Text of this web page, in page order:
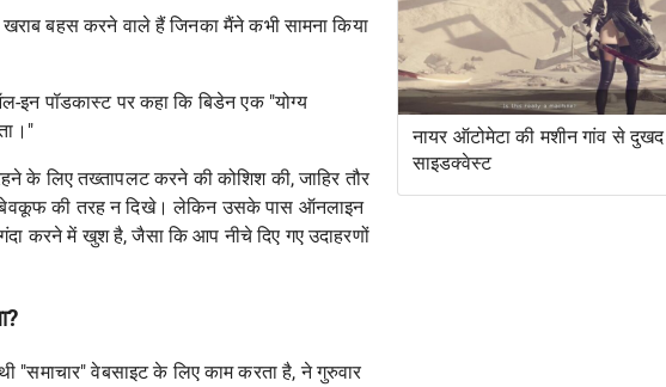
बहस करने वाले हैं जिनका मैंने कभी सामना किया
इन पॉडकास्ट पर कहा कि बिडेन एक "योग्य
के लिए तख्तापलट करने की कोशिश की, जाहिर तौर
बेवकूफ की तरह न दिखे। लेकिन उसके पास ऑनलाइन
करने में खुश है, जैसा कि आप नीचे दिए गए उदाहरणों
"समाचार" वेबसाइट के लिए काम करता है, ने गुरुवार
नायर ऑटोमेटा की मशीन गांव से दुखद
साइडक्वेस्ट